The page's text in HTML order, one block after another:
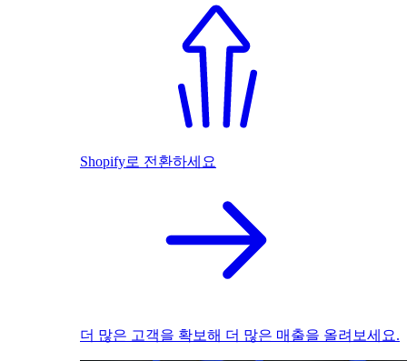
Shopify로 전환하세요
더 많은 고객을 확보해 더 많은 매출을 올려보세요.